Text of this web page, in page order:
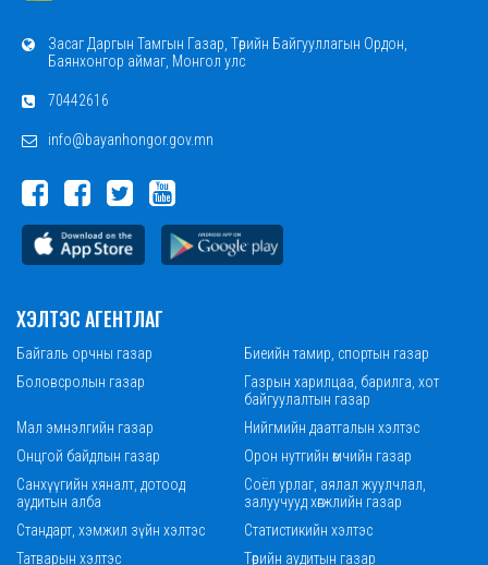
Засаг Даргын Тамгын Газар, Төрийн Байгууллагын Ордон,
Баянхонгор аймаг, Монгол улс
70442616
info@bayanhongor.gov.mn
ХЭЛТЭС АГЕНТЛАГ
Байгаль орчны газар
Биеийн тамир, спортын газар
Боловсролын газар
Газрын харилцаа, барилга, хот
байгуулалтын газар
Мал эмнэлгийн газар
Нийгмийн даатгалын хэлтэс
Онцгой байдлын газар
Орон нутгийн өмчийн газар
Санхүүгийн хяналт, дотоод
аудитын алба
Соёл урлаг, аялал жуулчлал,
залуучууд хөгжлийн газар
Стандарт, хэмжил зүйн хэлтэс
Статистикийн хэлтэс
Татварын хэлтэс
Төрийн аудитын газар